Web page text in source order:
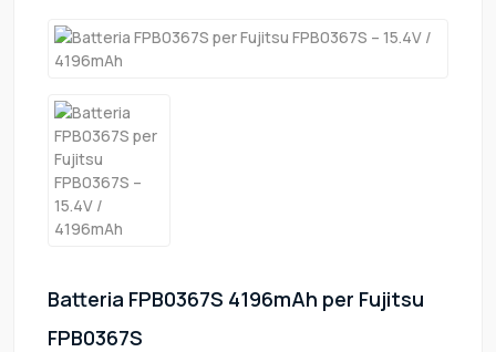
Batteria FPB0367S 4196mAh per Fujitsu
FPB0367S